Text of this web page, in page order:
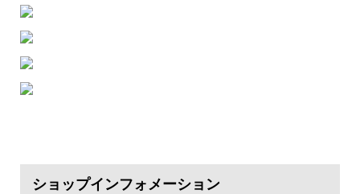
ショップインフォメーション